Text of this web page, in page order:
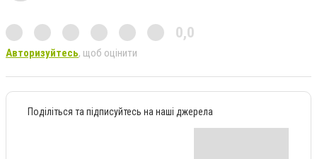
0,0
Авторизуйтесь, щоб оцінити
Поділіться та підписуйтесь на наші джерела